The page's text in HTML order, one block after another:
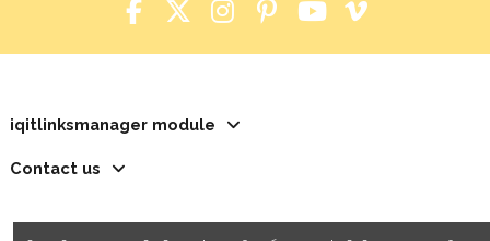
iqitlinksmanager module
Contact us